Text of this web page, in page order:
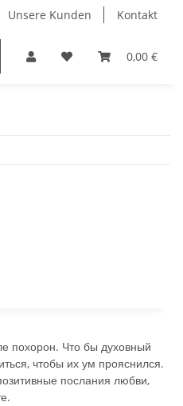
Unsere Kunden Kontakt
0,00 €
Elektronik
похорон. Что бы духовный
чтобы их ум прояснился.
послания любви,